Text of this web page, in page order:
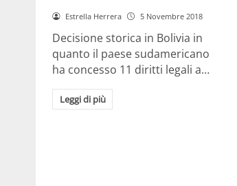
Estrella Herrera 5 Novembre 2018
Decisione storica in Bolivia in
quanto il paese sudamericano
ha concesso 11 diritti legali a…
Leggi di più